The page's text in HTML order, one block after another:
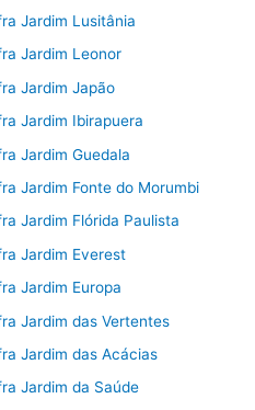
Jardim Lusitânia
Jardim Leonor
Jardim Japão
Jardim Ibirapuera
Jardim Guedala
Jardim Fonte do Morumbi
Jardim Flórida Paulista
Jardim Everest
Jardim Europa
Jardim das Vertentes
Jardim das Acácias
Jardim da Saúde